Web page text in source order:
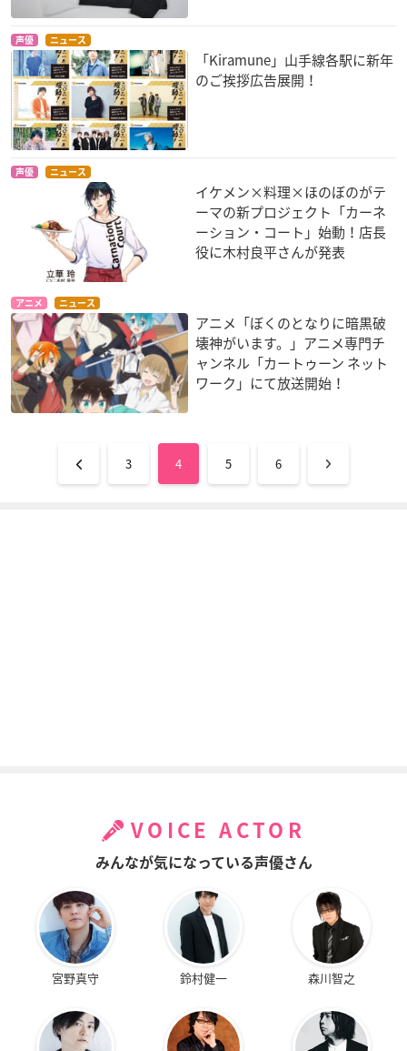
声優 ニュース
「Kiramune」山手線各駅に新年
のご挨拶広告展開！
声優 ニュース
イケメン×料理×ほのぼのがテ
ーマの新プロジェクト「カーネ
ーション・コート」始動！店長
役に木村良平さんが発表
アニメ ニュース
アニメ「ぼくのとなりに暗黒破
壊神がいます。」アニメ専門チ
ャンネル「カートゥーン ネット
ワーク」にて放送開始！
3 4 5 6
VOICE ACTOR
みんなが気になっている声優さん
宮野真守 鈴村健一 森川智之